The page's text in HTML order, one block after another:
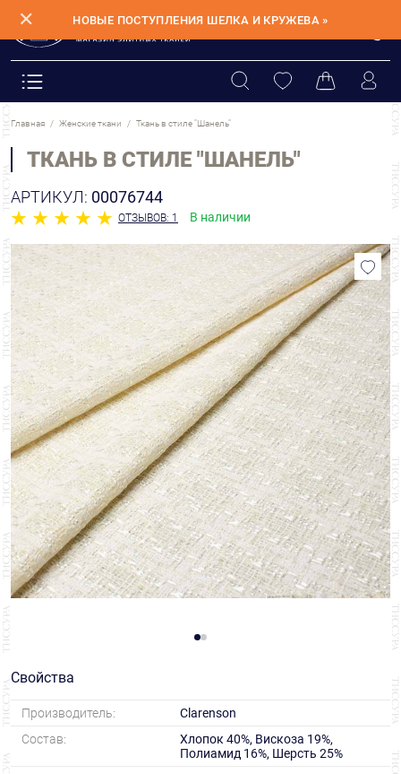
✕ НОВЫЕ ПОСТУПЛЕНИЯ ШЕЛКА И КРУЖЕВА »
Главная Женские ткани Ткань в стиле "Шанель"
ТКАНЬ В СТИЛЕ "ШАНЕЛЬ"
АРТИКУЛ: 00076744
ОТЗЫВОВ: 1 В наличии
Свойства
Производитель:
Clarenson
Состав:
Хлопок 40%, Вискоза 19%,
Полиамид 16%, Шерсть 25%